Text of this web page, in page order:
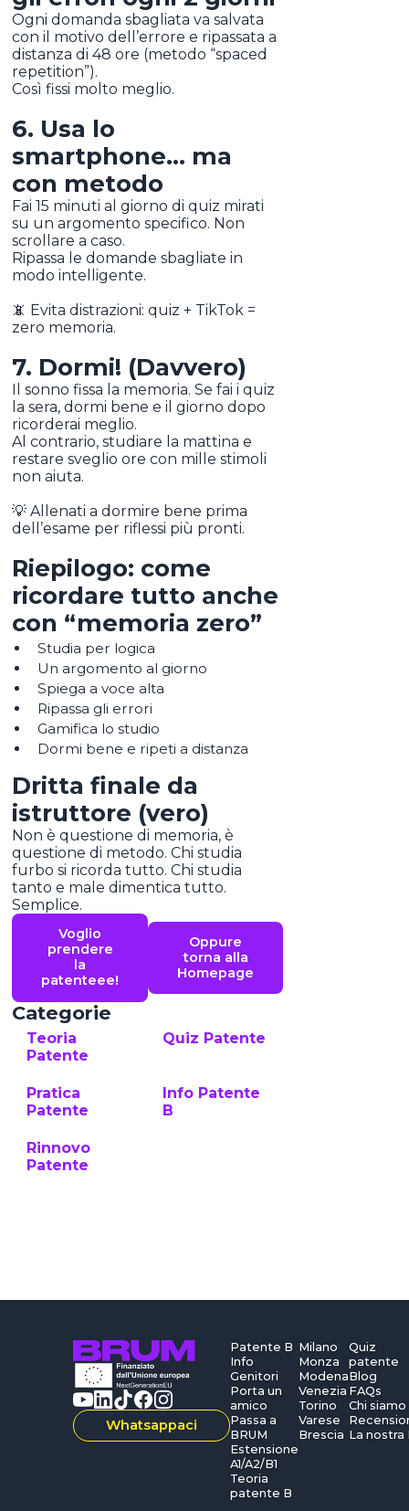
Ogni domanda sbagliata va salvata
con il motivo dell’errore e ripassata a
distanza di 48 ore (metodo “spaced
repetition”).
Così fissi molto meglio.
6. Usa lo
smartphone... ma
con metodo
Fai 15 minuti al giorno di quiz mirati
su un argomento specifico. Non
scrollare a caso.
Ripassa le domande sbagliate in
modo intelligente.
📵 Evita distrazioni: quiz + TikTok =
zero memoria.
7. Dormi! (Davvero)
Il sonno fissa la memoria. Se fai i quiz
la sera, dormi bene e il giorno dopo
ricorderai meglio.
Al contrario, studiare la mattina e
restare sveglio ore con mille stimoli
non aiuta.
💡 Allenati a dormire bene prima
dell’esame per riflessi più pronti.
Riepilogo: come
ricordare tutto anche
con “memoria zero”
Studia per logica
Un argomento al giorno
Spiega a voce alta
Ripassa gli errori
Gamifica lo studio
Dormi bene e ripeti a distanza
Dritta finale da
istruttore (vero)
Non è questione di memoria, è
questione di metodo. Chi studia
furbo si ricorda tutto. Chi studia
tanto e male dimentica tutto.
Semplice.
Voglio
prendere
la
patenteee!
Oppure
torna alla
Homepage
Categorie
Teoria
Patente
Quiz Patente
Pratica
Patente
Info Patente
B
Rinnovo
Patente
Whatsappaci
Patente B
Info
Genitori
Porta un
amico
Passa a
BRUM
Estensione
A1/A2/B1
Teoria
patente B
Milano
Monza
Modena
Venezia
Torino
Varese
Brescia
Quiz
patente
Blog
FAQs
Chi siamo
La nostra